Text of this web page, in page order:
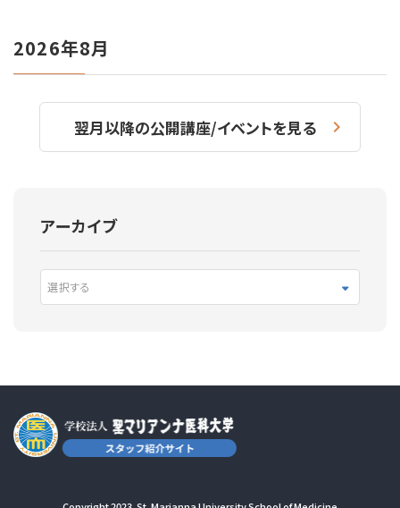
2026年8月
翌月以降の公開講座/イベントを見る
アーカイブ
選択する